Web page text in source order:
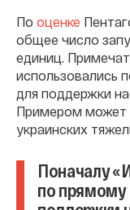
По оценке
общее число
единиц.
использовались
для поддержки
Примером может
украинских
Поначалу
по прямому